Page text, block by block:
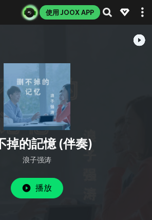
使用 JOOX APP
掉的記憶 (伴奏)
浪子强涛
播放